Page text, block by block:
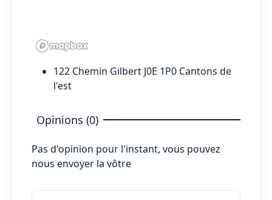
122 Chemin Gilbert J0E 1P0 Cantons de
l'est
Opinions (0)
Pas d'opinion pour l'instant, vous pouvez
nous envoyer la vôtre